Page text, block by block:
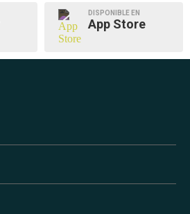
DISPONIBLE EN
App Store